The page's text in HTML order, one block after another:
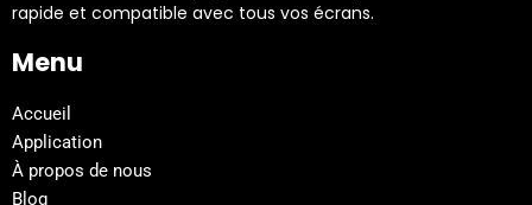
rapide et compatible avec tous vos écrans.
Menu
Accueil
Application
À propos de nous
Blog